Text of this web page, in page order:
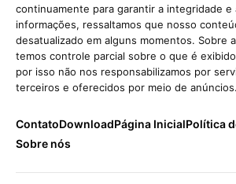
continuamente para garantir a integridade e
informações, ressaltamos que nosso
desatualizado em alguns momentos. Sobre
temos controle parcial sobre o que é
por isso não nos responsabilizamos por
terceiros e oferecidos por meio de anúncios.
ContatoDownloadPágina InicialPolítica
Sobre nós